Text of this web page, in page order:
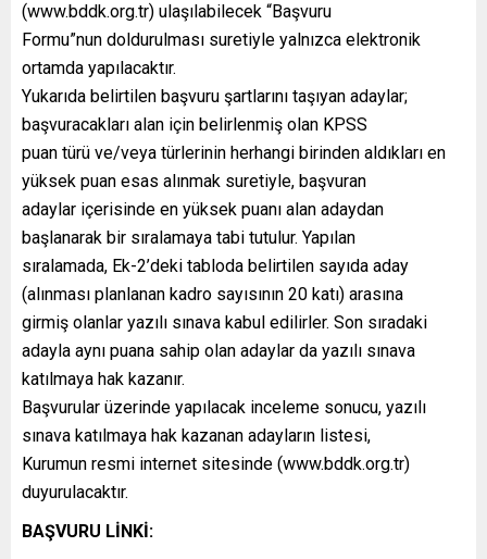
(www.bddk.org.tr) ulaşılabilecek “Başvuru
Formu”nun doldurulması suretiyle yalnızca elektronik
ortamda yapılacaktır.
Yukarıda belirtilen başvuru şartlarını taşıyan adaylar;
başvuracakları alan için belirlenmiş olan KPSS
puan türü ve/veya türlerinin herhangi birinden aldıkları en
yüksek puan esas alınmak suretiyle, başvuran
adaylar içerisinde en yüksek puanı alan adaydan
başlanarak bir sıralamaya tabi tutulur. Yapılan
sıralamada, Ek-2’deki tabloda belirtilen sayıda aday
(alınması planlanan kadro sayısının 20 katı) arasına
girmiş olanlar yazılı sınava kabul edilirler. Son sıradaki
adayla aynı puana sahip olan adaylar da yazılı sınava
katılmaya hak kazanır.
Başvurular üzerinde yapılacak inceleme sonucu, yazılı
sınava katılmaya hak kazanan adayların listesi,
Kurumun resmi internet sitesinde (www.bddk.org.tr)
duyurulacaktır.
BAŞVURU LİNKİ: